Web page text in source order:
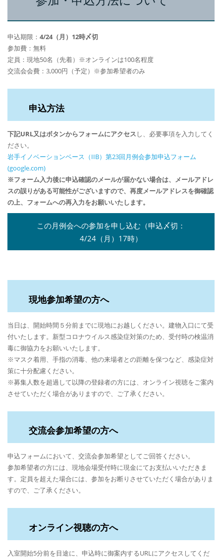
申込期限： 4/24（月）12時〆切
参加費：無料
定員：現地50名（先着）※オンラインは100名程度
交流会会費：3,000円（予定）※参加希望者のみ
申込方法
下記URL又はボタンからフォームにアクセスし、必要事項を入力してく
ださい。
岩手イノベーションベース（IIB）第23回月例会参加申込フォーム
(google.com)
※フォーム入力後に申込確認のメールが届かない場合は、メールアドレ
スの誤りがある可能性がございますので、再度メールアドレスを御確認
の上、フォームへの再入力をお願いいたします。
この月例会への参加を申し込む（申込〆切：
4/24（月）17時）
現地参加希望の方へ
当日は、開始時間５分前までに現地にお越しください。建物入口にて受
付いたします。新型コロナウイルス感染症対策のため、受付時の検温消
毒に御協力をお願いいたします。
※マスク着用、手指の消毒、他の来場者との距離を保つなど、感染症対
策に十分配慮ください。
※募集人数を超過して以降の登録者の方には、オンライン視聴をご案内
させていただく場合がありますので、ご了承ください。
交流会参加希望の方へ
申込フォームにおいて、交流会参加希望としてご回答ください。
参加希望者の方には、現地会場受付時に現金にてお支払いいただきま
す。定員を超えた場合には、参加をお断りさせていただく場合がありま
すので、ご了承ください。
オンライン視聴の方へ
入室開始5分前を目途に、申込時に御案内するURLにアクセスしてくだ